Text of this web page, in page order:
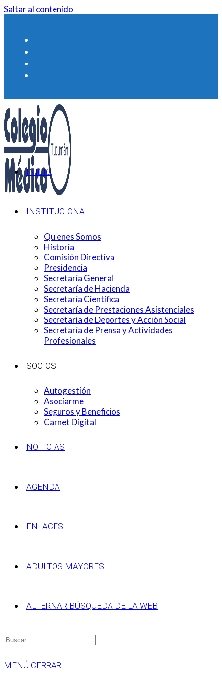
Saltar al contenido
INICIO
INSTITUCIONAL
Quienes Somos
Historia
Comisión Directiva
Presidencia
Secretaría General
Secretaría de Hacienda
Secretaría Científica
Secretaría de Prestaciones Asistenciales
Secretaría de Deportes y Acción Social
Secretaría de Prensa y Actividades
Profesionales
SOCIOS
Autogestión
Asociarme
Seguros y Beneficios
Carnet Digital
NOTICIAS
AGENDA
ENLACES
ADULTOS MAYORES
ALTERNAR BÚSQUEDA DE LA WEB
MENÚ CERRAR